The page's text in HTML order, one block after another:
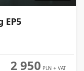
EP5
2 950 PLN + VAT